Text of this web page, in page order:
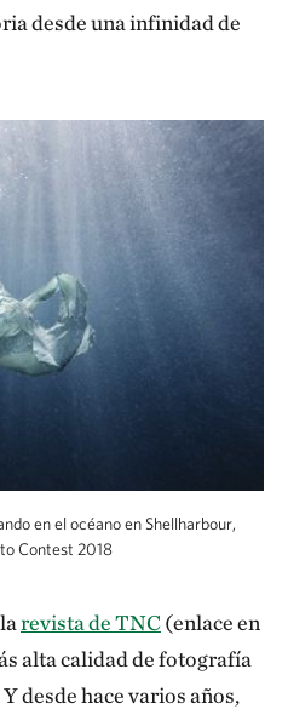
desde una infinidad de
en el océano en Shellharbour,
Contest 2018
revista de TNC(enlace en
alta calidad de fotografía
desde hace varios años,